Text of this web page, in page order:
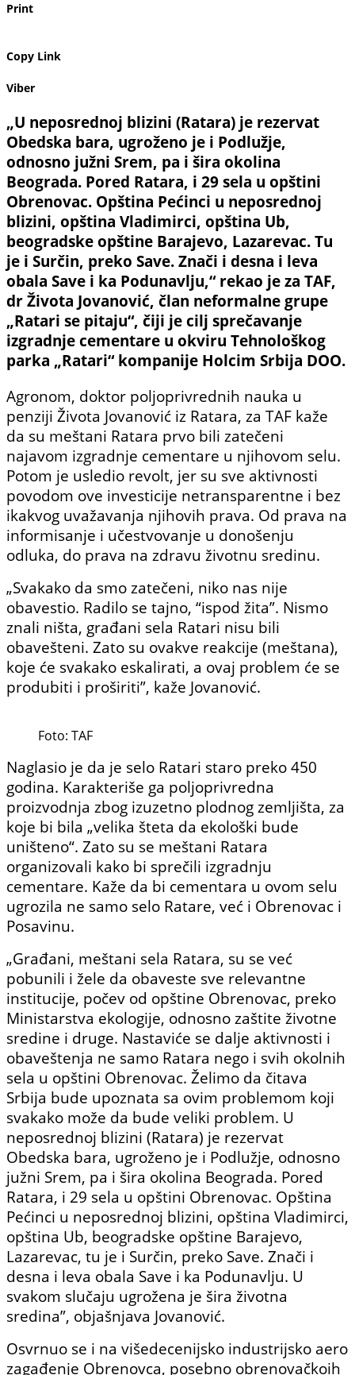
Print
Copy Link
Viber
„U neposrednoj blizini (Ratara) je rezervat
Obedska bara, ugroženo je i Podlužje,
odnosno južni Srem, pa i šira okolina
Beograda. Pored Ratara, i 29 sela u opštini
Obrenovac. Opština Pećinci u neposrednoj
blizini, opština Vladimirci, opština Ub,
beogradske opštine Barajevo, Lazarevac. Tu
je i Surčin, preko Save. Znači i desna i leva
obala Save i ka Podunavlju,“ rekao je za TAF,
dr Života Jovanović, član neformalne grupe
„Ratari se pitaju“, čiji je cilj sprečavanje
izgradnje cementare u okviru Tehnološkog
parka „Ratari“ kompanije Holcim Srbija DOO.
Agronom, doktor poljoprivrednih nauka u
penziji Života Jovanović iz Ratara, za TAF kaže
da su meštani Ratara prvo bili zatečeni
najavom izgradnje cementare u njihovom selu.
Potom je usledio revolt, jer su sve aktivnosti
povodom ove investicije netransparentne i bez
ikakvog uvažavanja njihovih prava. Od prava na
informisanje i učestvovanje u donošenju
odluka, do prava na zdravu životnu sredinu.
„Svakako da smo zatečeni, niko nas nije
obavestio. Radilo se tajno, “ispod žita”. Nismo
znali ništa, građani sela Ratari nisu bili
obavešteni. Zato su ovakve reakcije (meštana),
koje će svakako eskalirati, a ovaj problem će se
produbiti i proširiti”, kaže Jovanović.
Foto: TAF
Naglasio je da je selo Ratari staro preko 450
godina. Karakteriše ga poljoprivredna
proizvodnja zbog izuzetno plodnog zemljišta, za
koje bi bila „velika šteta da ekološki bude
uništeno“. Zato su se meštani Ratara
organizovali kako bi sprečili izgradnju
cementare. Kaže da bi cementara u ovom selu
ugrozila ne samo selo Ratare, već i Obrenovac i
Posavinu.
„Građani, meštani sela Ratara, su se već
pobunili i žele da obaveste sve relevantne
institucije, počev od opštine Obrenovac, preko
Ministarstva ekologije, odnosno zaštite životne
sredine i druge. Nastaviće se dalje aktivnosti i
obaveštenja ne samo Ratara nego i svih okolnih
sela u opštini Obrenovac. Želimo da čitava
Srbija bude upoznata sa ovim problemom koji
svakako može da bude veliki problem. U
neposrednoj blizini (Ratara) je rezervat
Obedska bara, ugroženo je i Podlužje, odnosno
južni Srem, pa i šira okolina Beograda. Pored
Ratara, i 29 sela u opštini Obrenovac. Opština
Pećinci u neposrednoj blizini, opština Vladimirci,
opština Ub, beogradske opštine Barajevo,
Lazarevac, tu je i Surčin, preko Save. Znači i
desna i leva obala Save i ka Podunavlju. U
svakom slučaju ugrožena je šira životna
sredina”, objašnjava Jovanović.
Osvrnuo se i na višedecenijsko industrijsko aero
zagađenje Obrenovca, posebno obrenovačkoih